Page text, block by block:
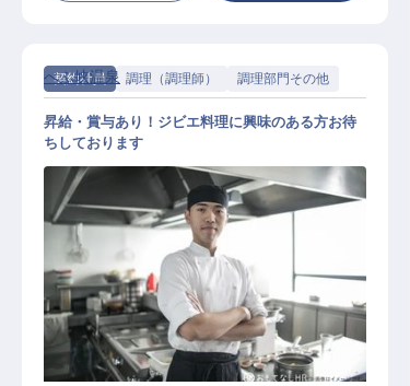
契約社員 調理（調理師） 調理部門その他
調理部門その他 / 契約社員
べふ峡温泉
昇給・賞与あり！ジビエ料理に興味のある方お待
ちしております